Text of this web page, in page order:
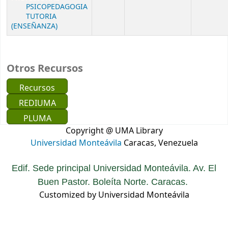
Otros Recursos
Recursos
REDIUMA
PLUMA
PSICOPEDAGOGIA
TUTORIA
(ENSEÑANZA)
Copyright @ UMA Library
Universidad Monteávila Caracas, Venezuela
Edif. Sede principal Universidad Monteávila. Av. El
Buen Pastor. Boleíta Norte. Caracas.
Customized by Universidad Monteávila